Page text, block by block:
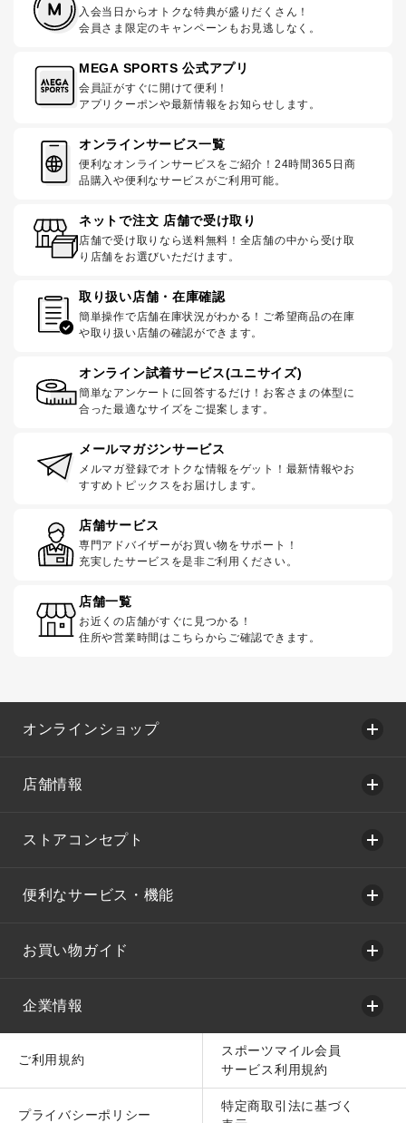
入会当日からオトクな特典が盛りだくさん！
会員さま限定のキャンペーンもお見逃しなく。
MEGA SPORTS 公式アプリ
会員証がすぐに開けて便利！
アプリクーポンや最新情報をお知らせします。
オンラインサービス一覧
便利なオンラインサービスをご紹介！24時間365日商
品購入や便利なサービスがご利用可能。
ネットで注文 店舗で受け取り
店舗で受け取りなら送料無料！全店舗の中から受け取
り店舗をお選びいただけます。
取り扱い店舗・在庫確認
簡単操作で店舗在庫状況がわかる！ご希望商品の在庫
や取り扱い店舗の確認ができます。
オンライン試着サービス(ユニサイズ)
簡単なアンケートに回答するだけ！お客さまの体型に
合った最適なサイズをご提案します。
メールマガジンサービス
メルマガ登録でオトクな情報をゲット！最新情報やお
すすめトピックスをお届けします。
店舗サービス
専門アドバイザーがお買い物をサポート！
充実したサービスを是非ご利用ください。
店舗一覧
お近くの店舗がすぐに見つかる！
住所や営業時間はこちらからご確認できます。
オンラインショップ
店舗情報
ストアコンセプト
便利なサービス・機能
お買い物ガイド
企業情報
ご利用規約
スポーツマイル会員
サービス利用規約
プライバシーポリシー
特定商取引法に基づく